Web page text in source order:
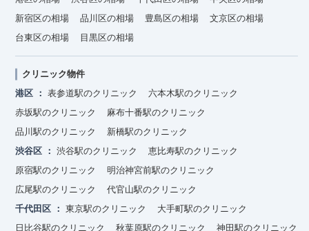
新宿区の相場
品川区の相場 豊島区の相場
文京区の相場
台東区の相場
目黒区の相場
クリニック物件
港区
表参道駅のクリニック
六本木駅のクリニック
赤坂駅のクリニック
麻布十番駅のクリニック
品川駅のクリニック
新橋駅のクリニック
渋谷区
渋谷駅のクリニック
恵比寿駅のクリニック
原宿駅のクリニック
明治神宮前駅のクリニック
広尾駅のクリニック
代官山駅のクリニック
千代田区
東京駅のクリニック
大手町駅のクリニック
日比谷駅のクリニック
秋葉原駅のクリニック
神田駅のクリニック